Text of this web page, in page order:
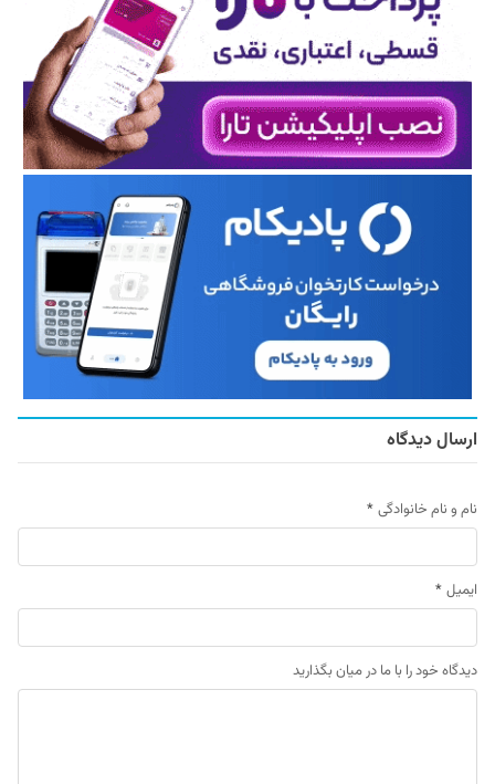
ارسال دیدگاه
نام و نام خانوادگی *
ایمیل *
دیدگاه خود را با ما در میان بگذارید